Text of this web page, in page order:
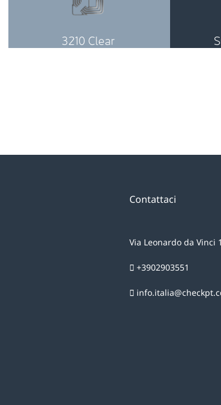
Contattaci
Via Leonardo da Vinci
+3902903551